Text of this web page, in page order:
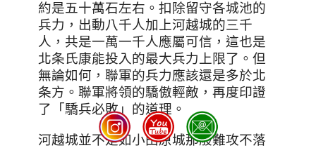
約是五十萬石左右。扣除留守各城池的
兵力，出動八千人加上河越城的三千
人，共是一萬一千人應屬可信，這也是
北条氏康能投入的最大兵力上限了。但
無論如何，聯軍的兵力應該還是多於北
条方。聯軍將領的驕傲輕敵，再度印證
了「驕兵必敗」的道理。
河越城並不是如小田原城那般難攻不落